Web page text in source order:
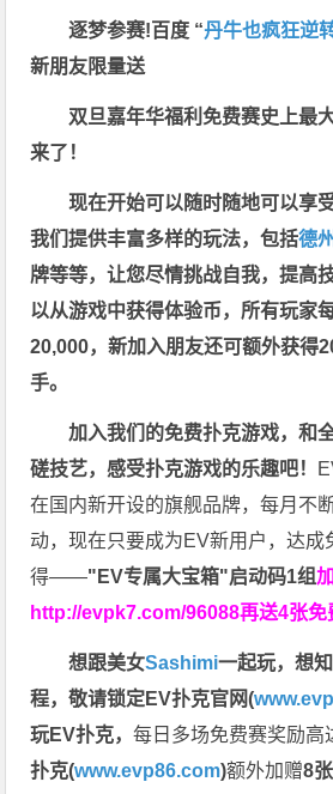
逐梦参赛!百度 “丹牛也疯狂逆
新朋友限量送
双旦嘉年华福利免费赛史上最
来了！
现在开始可以随时随地可以享
我们提供丰富多样的玩法，包括德
牌等等，让您尽情挑战自我，提高
以从游戏中获得体验币，所有玩家
20,000，新加入朋友还可额外获得
手。
加入我们的免费扑克游戏，和
磋技艺，感受扑克游戏的乐趣吧！
在国内新开设的旗舰品牌，每月不
动，现在只要成为EV新用户，达成
得——"EV专属大宝箱"启动码1组
http://evpk7.com/96088再送4张免
想跟美女Sashimi一起玩，想
程，敬请锁定EV扑克官网(
玩EV扑克，每日多场免费赛奖励高
扑克(www.evp86.com)额外加赠8